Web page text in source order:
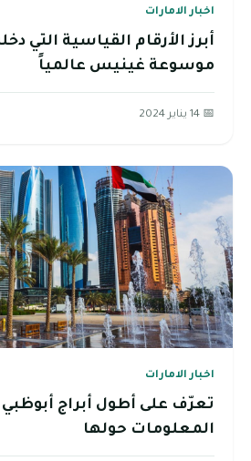
اخبار الامارات
أبرز الأرقام القياسية التي
موسوعة غينيس عالمياً
📅 14 يناير 2024
اخبار الامارات
تعرّف على أطول أبراج
المعلومات حولها